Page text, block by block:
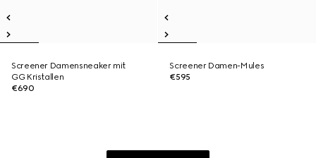
Screener Damensneaker mit
GG Kristallen
€690
Screener Damen-Mules
€595